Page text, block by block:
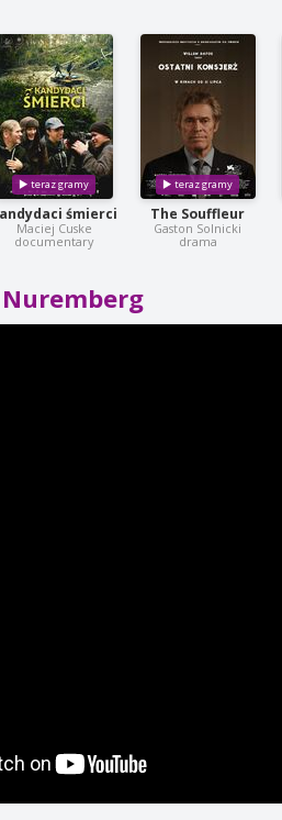
śmierci
Maciej Cuske
documentary
The Souffleur
Gaston Solnicki
drama
Nuremberg